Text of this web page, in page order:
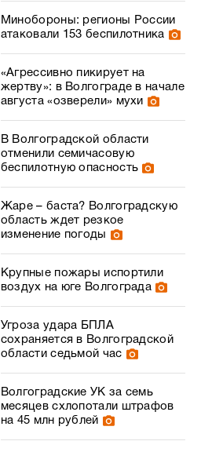
Минобороны: регионы России
атаковали 153 беспилотника
«Агрессивно пикирует на
жертву»: в Волгограде в начале
августа «озверели» мухи
В Волгоградской области
отменили семичасовую
беспилотную опасность
Жаре – баста? Волгоградскую
область ждет резкое
изменение погоды
Крупные пожары испортили
воздух на юге Волгограда
Угроза удара БПЛА
сохраняется в Волгоградской
области седьмой час
Волгоградские УК за семь
месяцев схлопотали штрафов
на 45 млн рублей